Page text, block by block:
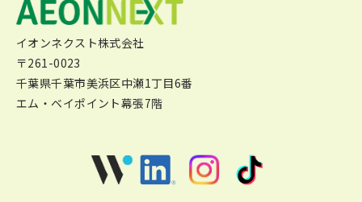
イオンネクスト株式会社
〒261-0023
千葉県千葉市美浜区中瀬1丁目6番
エム・ベイポイント幕張7階